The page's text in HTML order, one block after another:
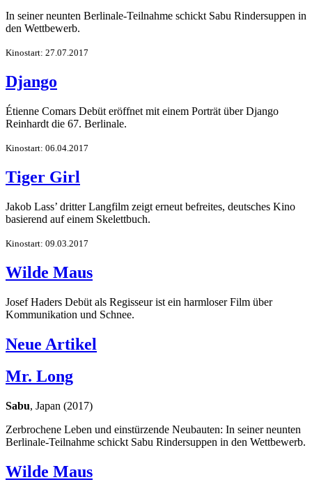
In seiner neunten Berlinale-Teilnahme schickt Sabu Rindersuppen in
den Wettbewerb.
Kinostart: 27.07.2017
Django
Étienne Comars Debüt eröffnet mit einem Porträt über Django
Reinhardt die 67. Berlinale.
Kinostart: 06.04.2017
Tiger Girl
Jakob Lass’ dritter Langfilm zeigt erneut befreites, deutsches Kino
basierend auf einem Skelettbuch.
Kinostart: 09.03.2017
Wilde Maus
Josef Haders Debüt als Regisseur ist ein harmloser Film über
Kommunikation und Schnee.
Neue Artikel
Mr. Long
Sabu, Japan (2017)
Zerbrochene Leben und einstürzende Neubauten: In seiner neunten
Berlinale-Teilnahme schickt Sabu Rindersuppen in den Wettbewerb.
Wilde Maus